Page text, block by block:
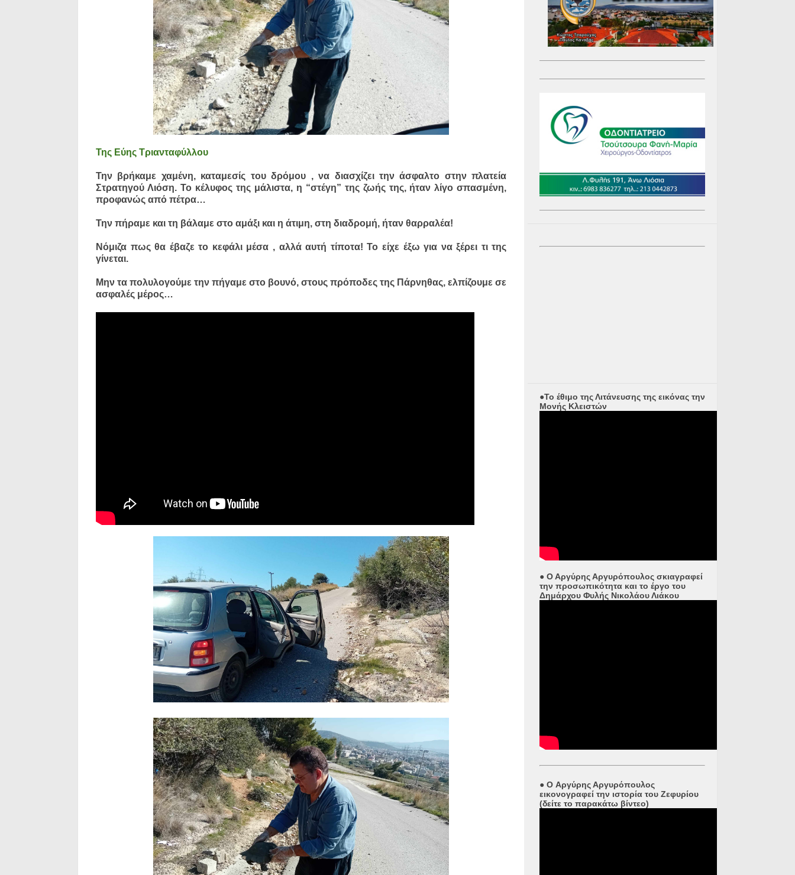
Της Εύης Τριανταφύλλου
Την βρήκαμε χαμένη, καταμεσίς του δρόμου , να διασχίζει την άσφαλτο στην πλατεία
Στρατηγού Λιόση. Το κέλυφος της μάλιστα, η “στέγη” της ζωής της, ήταν λίγο σπασμένη,
προφανώς από πέτρα…
Την πήραμε και τη βάλαμε στο αμάξι και η άτιμη, στη διαδρομή, ήταν θαρραλέα!
Νόμιζα πως θα έβαζε το κεφάλι μέσα , αλλά αυτή τίποτα! Το είχε έξω για να ξέρει τι της
γίνεται.
Μην τα πολυλογούμε την πήγαμε στο βουνό, στους πρόποδες της Πάρνηθας, ελπίζουμε σε
ασφαλές μέρος…
●Το έθιμο της Λιτάνευσης της εικόνας την
Μονής Κλειστών
● Ο Αργύρης Αργυρόπουλος σκιαγραφεί
την προσωπικότητα και το έργο του
Δημάρχου Φυλής Νικολάου Λιάκου
● O Αργύρης Αργυρόπουλος
εικονογραφεί την ιστορία του Ζεφυρίου
(δείτε το παρακάτω βίντεο)